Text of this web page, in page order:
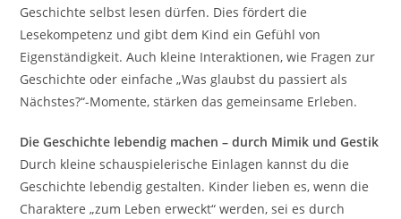
Geschichte selbst lesen dürfen. Dies fördert die
Lesekompetenz und gibt dem Kind ein Gefühl von
Eigenständigkeit. Auch kleine Interaktionen, wie Fragen zur
Geschichte oder einfache „Was glaubst du passiert als
Nächstes?“-Momente, stärken das gemeinsame Erleben.
Die Geschichte lebendig machen – durch Mimik und Gestik
Durch kleine schauspielerische Einlagen kannst du die
Geschichte lebendig gestalten. Kinder lieben es, wenn die
Charaktere „zum Leben erweckt“ werden, sei es durch